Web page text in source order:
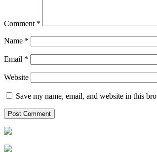
Comment *
Name *
Email *
Website
Save my name, email, and website in this